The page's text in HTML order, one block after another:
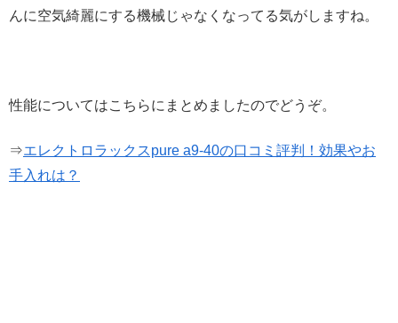
んに空気綺麗にする機械じゃなくなってる気がしますね。
性能についてはこちらにまとめましたのでどうぞ。
⇒エレクトロラックスpure a9-40の口コミ評判！効果やお
手入れは？